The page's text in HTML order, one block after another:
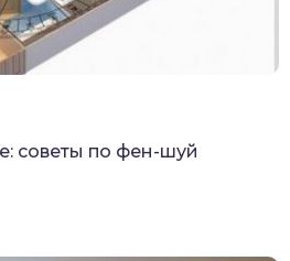
советы по фен-шуй